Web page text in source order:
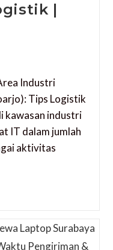
|
Industri
Tips Logistik
kawasan industri
IT dalam jumlah
aktivitas